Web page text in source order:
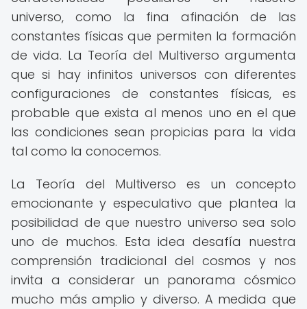
universo, como la fina afinación de las
constantes físicas que permiten la formación
de vida. La Teoría del Multiverso argumenta
que si hay infinitos universos con diferentes
configuraciones de constantes físicas, es
probable que exista al menos uno en el que
las condiciones sean propicias para la vida
tal como la conocemos.
La Teoría del Multiverso es un concepto
emocionante y especulativo que plantea la
posibilidad de que nuestro universo sea solo
uno de muchos. Esta idea desafía nuestra
comprensión tradicional del cosmos y nos
invita a considerar un panorama cósmico
mucho más amplio y diverso. A medida que